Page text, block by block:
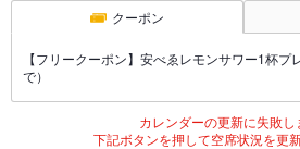
クーポン
【フリークーポン】安べゑレモンサワー1杯プ
で）
カレンダーの更新に失敗し
下記ボタンを押して空席状況を更